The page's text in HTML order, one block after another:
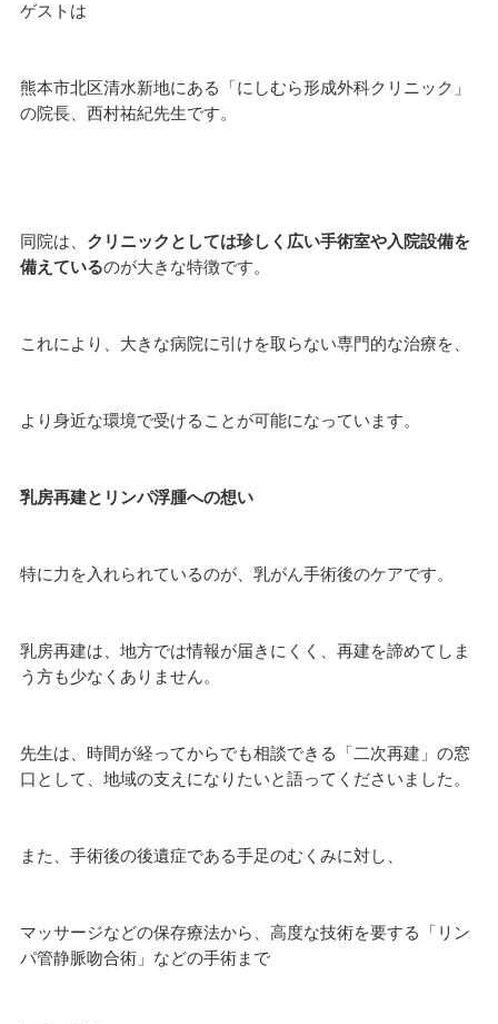
ゲストは
熊本市北区清水新地にある「にしむら形成外科クリニック」
の院長、西村祐紀先生です。
同院は、 クリニックとしては珍しく広い手術室や入院設備を
備えているのが大きな特徴です。
これにより、大きな病院に引けを取らない専門的な治療を、
より身近な環境で受けることが可能になっています。
乳房再建とリンパ浮腫への想い
特に力を入れられているのが、乳がん手術後のケアです。
乳房再建は、地方では情報が届きにくく、再建を諦めてしま
う方も少なくありません。
先生は、時間が経ってからでも相談できる「二次再建」の窓
口として、地域の支えになりたいと語ってくださいました。
また、手術後の後遺症である手足のむくみに対し、
マッサージなどの保存療法から、高度な技術を要する「リン
パ管静脈吻合術」などの手術まで